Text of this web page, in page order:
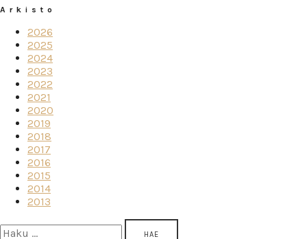
Arkisto
2026
2025
2024
2023
2022
2021
2020
2019
2018
2017
2016
2015
2014
2013
Haku: